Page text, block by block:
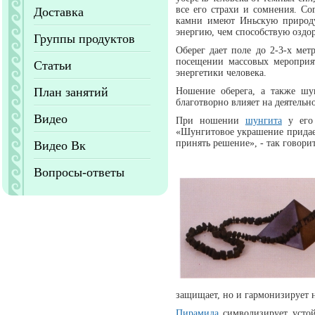
Доставка
Группы продуктов
Статьи
План занятий
Видео
Видео Вк
Вопросы-ответы
все его страхи и сомнения.
камни имеют Иньскую
энергию, чем способствую
Оберег дает поле до 2-3-х
посещении массовых
энергетики человека.
Ношение оберега, а также
благотворно влияет на
При ношении шунгитау его
«Шунгитовое украшение
принять решение», - так
защищает, но и гармонизирует